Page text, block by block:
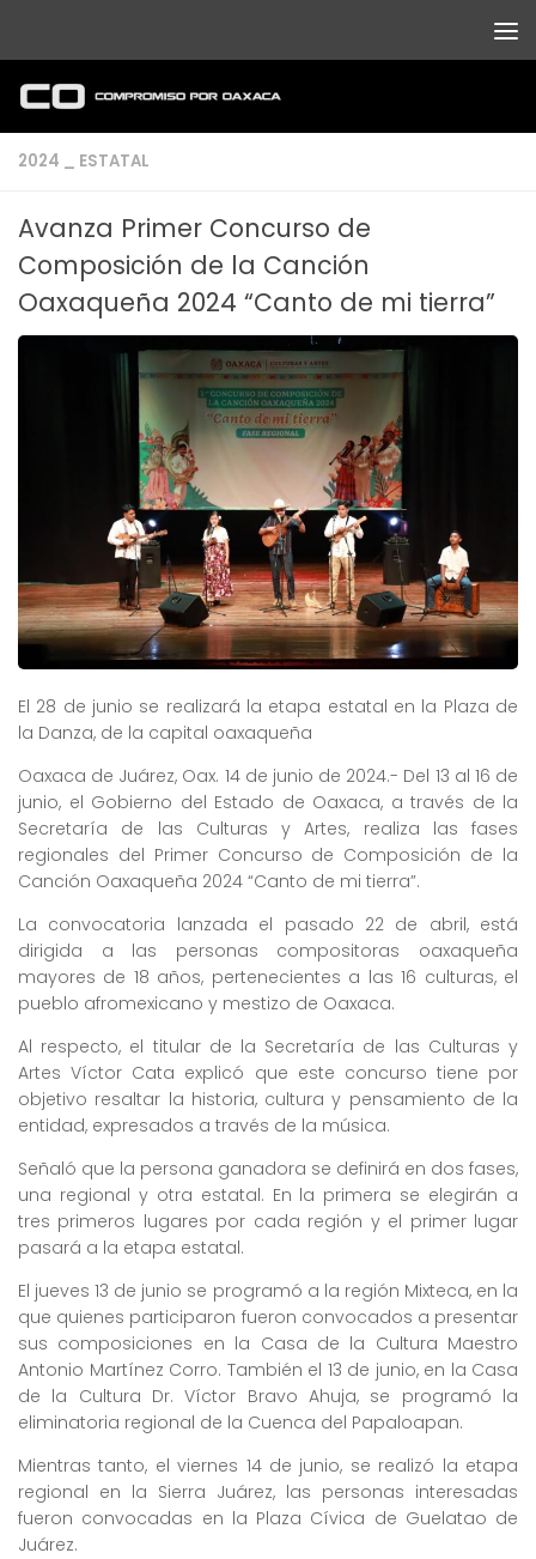
2024 _ ESTATAL
Avanza Primer Concurso de
Composición de la Canción
Oaxaqueña 2024 “Canto de mi tierra”
El 28 de junio se realizará la etapa estatal en la Plaza de
la Danza, de la capital oaxaqueña
Oaxaca de Juárez, Oax. 14 de junio de 2024.- Del 13 al 16 de
junio, el Gobierno del Estado de Oaxaca, a través de la
Secretaría de las Culturas y Artes, realiza las fases
regionales del Primer Concurso de Composición de la
Canción Oaxaqueña 2024 “Canto de mi tierra”.
La convocatoria lanzada el pasado 22 de abril, está
dirigida a las personas compositoras oaxaqueña
mayores de 18 años, pertenecientes a las 16 culturas, el
pueblo afromexicano y mestizo de Oaxaca.
Al respecto, el titular de la Secretaría de las Culturas y
Artes Víctor Cata explicó que este concurso tiene por
objetivo resaltar la historia, cultura y pensamiento de la
entidad, expresados a través de la música.
Señaló que la persona ganadora se definirá en dos fases,
una regional y otra estatal. En la primera se elegirán a
tres primeros lugares por cada región y el primer lugar
pasará a la etapa estatal.
El jueves 13 de junio se programó a la región Mixteca, en la
que quienes participaron fueron convocados a presentar
sus composiciones en la Casa de la Cultura Maestro
Antonio Martínez Corro. También el 13 de junio, en la Casa
de la Cultura Dr. Víctor Bravo Ahuja, se programó la
eliminatoria regional de la Cuenca del Papaloapan.
Mientras tanto, el viernes 14 de junio, se realizó la etapa
regional en la Sierra Juárez, las personas interesadas
fueron convocadas en la Plaza Cívica de Guelatao de
Juárez.